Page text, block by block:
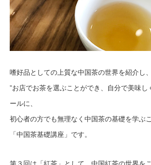
嗜好品としての上質な中国茶の世界を紹介し、
”お店でお茶を選ぶことができ、自分で美味し
ールに、
初心者の方でも無理なく中国茶の基礎を学ぶ
「中国茶基礎講座」です。
第３回は「紅茶」として、中国紅茶の世界を